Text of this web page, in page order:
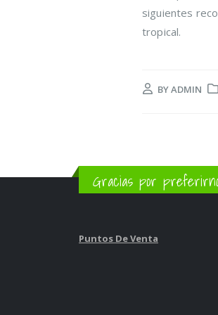
siguientes
tropical.
BYADMIN
Gracias por
Puntos De Venta